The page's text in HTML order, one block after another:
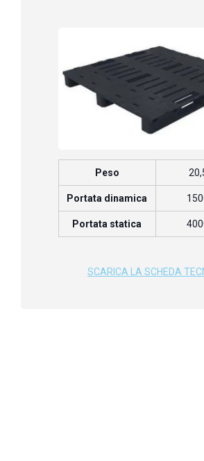
Peso
Portata dinamica
Portata statica
SCARICA LA SCHEDA